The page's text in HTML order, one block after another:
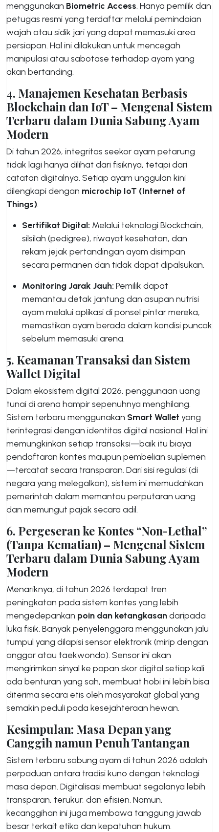
menggunakan Biometric Access. Hanya pemilik dan
petugas resmi yang terdaftar melalui pemindaian
wajah atau sidik jari yang dapat memasuki area
persiapan. Hal ini dilakukan untuk mencegah
manipulasi atau sabotase terhadap ayam yang
akan bertanding.
4. Manajemen Kesehatan Berbasis
Blockchain dan IoT – Mengenal Sistem
Terbaru dalam Dunia Sabung Ayam
Modern
Di tahun 2026, integritas seekor ayam petarung
tidak lagi hanya dilihat dari fisiknya, tetapi dari
catatan digitalnya. Setiap ayam unggulan kini
dilengkapi dengan microchip IoT (Internet of
Things).
Sertifikat Digital: Melalui teknologi Blockchain,
silsilah (pedigree), riwayat kesehatan, dan
rekam jejak pertandingan ayam disimpan
secara permanen dan tidak dapat dipalsukan.
Monitoring Jarak Jauh: Pemilik dapat
memantau detak jantung dan asupan nutrisi
ayam melalui aplikasi di ponsel pintar mereka,
memastikan ayam berada dalam kondisi puncak
sebelum memasuki arena.
5. Keamanan Transaksi dan Sistem
Wallet Digital
Dalam ekosistem digital 2026, penggunaan uang
tunai di arena hampir sepenuhnya menghilang.
Sistem terbaru menggunakan Smart Wallet yang
terintegrasi dengan identitas digital nasional. Hal ini
memungkinkan setiap transaksi—baik itu biaya
pendaftaran kontes maupun pembelian suplemen
—tercatat secara transparan. Dari sisi regulasi (di
negara yang melegalkan), sistem ini memudahkan
pemerintah dalam memantau perputaran uang
dan memungut pajak secara adil.
6. Pergeseran ke Kontes “Non-Lethal”
(Tanpa Kematian) – Mengenal Sistem
Terbaru dalam Dunia Sabung Ayam
Modern
Menariknya, di tahun 2026 terdapat tren
peningkatan pada sistem kontes yang lebih
mengedepankan poin dan ketangkasandaripada
luka fisik. Banyak penyelenggara menggunakan jalu
tumpul yang dilapisi sensor elektronik (mirip dengan
anggar atau taekwondo). Sensor ini akan
mengirimkan sinyal ke papan skor digital setiap kali
ada benturan yang sah, membuat hobi ini lebih bisa
diterima secara etis oleh masyarakat global yang
semakin peduli pada kesejahteraan hewan.
Kesimpulan: Masa Depan yang
Canggih namun Penuh Tantangan
Sistem terbaru sabung ayam di tahun 2026 adalah
perpaduan antara tradisi kuno dengan teknologi
masa depan. Digitalisasi membuat segalanya lebih
transparan, terukur, dan efisien. Namun,
kecanggihan ini juga membawa tanggung jawab
besar terkait etika dan kepatuhan hukum.